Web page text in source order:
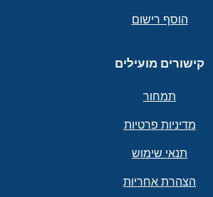
הוסף רישום
קישורים מועילים
תמחור
מדיניות פרטיות
תנאי שימוש
הצהרת אחריות